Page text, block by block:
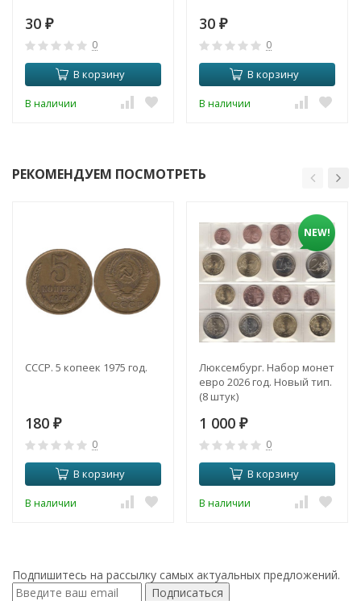
30 ₽
0
В корзину
В наличии
30 ₽
0
В корзину
В наличии
РЕКОМЕНДУЕМ ПОСМОТРЕТЬ
СССР. 5 копеек 1975 год.
180 ₽
0
В корзину
В наличии
NEW!
Люксембург. Набор монет
евро 2026 год. Новый тип.
(8 штук)
1 000 ₽
0
В корзину
В наличии
Подпишитесь на рассылку самых актуальных предложений.
Подписаться